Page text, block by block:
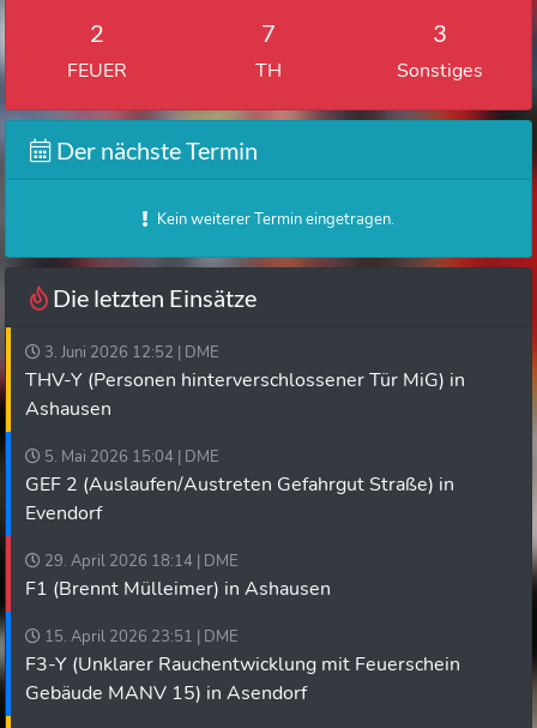
2
FEUER
7
TH
3
Sonstiges
Der nächste Termin
Kein weiterer Termin eingetragen.
Die letzten Einsätze
3. Juni 2026 12:52 | DME
THV-Y (Personen hinterverschlossener Tür MiG) in
Ashausen
5. Mai 2026 15:04 | DME
GEF 2 (Auslaufen/Austreten Gefahrgut Straße) in
Evendorf
29. April 2026 18:14 | DME
F1 (Brennt Mülleimer) in Ashausen
15. April 2026 23:51 | DME
F3-Y (Unklarer Rauchentwicklung mit Feuerschein
Gebäude MANV 15) in Asendorf